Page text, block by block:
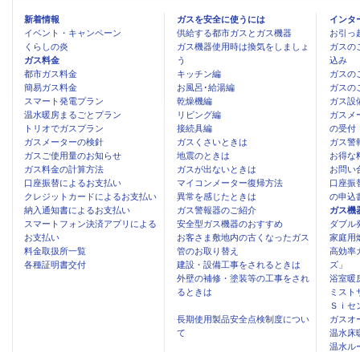
新着情報
イベント・キャンペーン
くらしの炎
ガス料金
都市ガス料金
簡易ガス料金
スマート発電プラン
温水暖房まるごとプラン
トリオでガスプラン
ガスメーターの検針
ガスご使用量のお知らせ
ガス料金の計算方法
口座振替によるお支払い
クレジットカードによるお支払い
納入通知書によるお支払い
スマートフォン決済アプリによる
お支払い
料金取扱所一覧
各種証明書交付
ガスを安全に使うには
供給する都市ガスとガス機器
ガス機器使用時は換気をしましょ
う
キッチン編
お風呂･給湯編
乾燥機編
リビング編
接続具編
ガスくさいときは
地震のときは
ガスが出ないときは
マイコンメーター復帰方法
異常を感じたときは
ガス警報器のご紹介
安全型ガス機器のおすすめ
お客さま敷地内の古くなったガス
管のお取り替え
建設・設備工事をされるときは
外壁の補修・塗装等の工事をされ
るときは
長期使用製品安全点検制度につい
て
インタ
お引っ
ガスの
込み
ガスの
ガスの
ガス設
ガスメ
の受付
ガス警
お得な
お問い
口座振
の申込
ガス機
ダブル
家庭用
高効率
ズ」
浴室暖
ミスト
Ｓｉセ
ガスオ
温水床
温水ル